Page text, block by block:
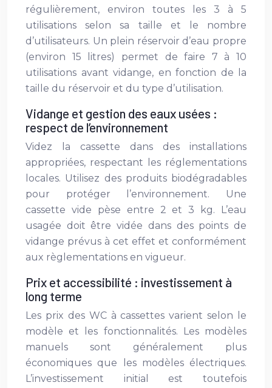
régulièrement, environ toutes les 3 à 5
utilisations selon sa taille et le nombre
d’utilisateurs. Un plein réservoir d’eau propre
(environ 15 litres) permet de faire 7 à 10
utilisations avant vidange, en fonction de la
taille du réservoir et du type d’utilisation.
Vidange et gestion des eaux usées :
respect de l’environnement
Videz la cassette dans des installations
appropriées, respectant les réglementations
locales. Utilisez des produits biodégradables
pour protéger l’environnement. Une
cassette vide pèse entre 2 et 3 kg. L’eau
usagée doit être vidée dans des points de
vidange prévus à cet effet et conformément
aux règlementations en vigueur.
Prix et accessibilité : investissement à
long terme
Les prix des WC à cassettes varient selon le
modèle et les fonctionnalités. Les modèles
manuels sont généralement plus
économiques que les modèles électriques.
L’investissement initial est toutefois